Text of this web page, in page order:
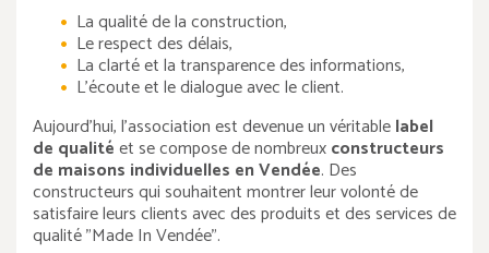
La qualité de la construction,
Le respect des délais,
La clarté et la transparence des informations,
L'écoute et le dialogue avec le client.
Aujourd'hui, l'association est devenue un véritablelabel
de qualitéet se compose de nombreuxconstructeurs
de maisons individuelles en Vendée. Des
constructeurs qui souhaitent montrer leur volonté de
satisfaire leurs clients avec des produits et des services de
qualité "Made In Vendée".